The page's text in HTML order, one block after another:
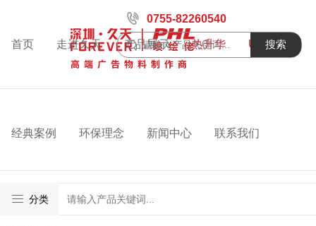
首页 走进久天 产品展示 热升华 UV喷绘
经典案例 环保理念 新闻中心 联系我们
0755-82260540
搜索
分类